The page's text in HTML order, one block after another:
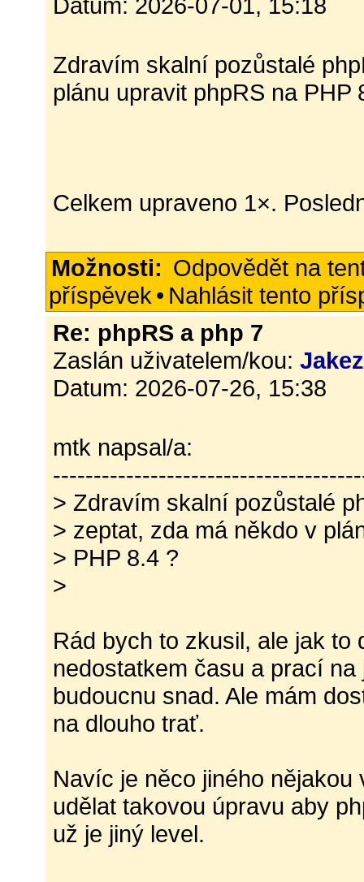
Zdravím skalní pozůstalé
plánu upravit phpRS na PHP
Celkem upraveno 1×.
Možnosti: Odpovědět na
příspěvek • Nahlásit tento
Re: phpRS a php 7
Zaslán uživatelem/kou:Jakez
Datum: 2026-07-26, 15:38
mtk napsal/a:
> Zdravím skalní pozůstalé
> zeptat, zda má někdo v
> PHP 8.4 ?
>
Rád bych to zkusil, ale jak to
nedostatkem času a prací
budoucnu snad. Ale mám
na dlouho trať.
Navíc je něco jiného
udělat takovou úpravu aby
už je jiný level.